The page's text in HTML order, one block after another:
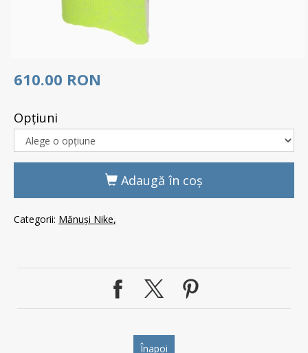
610.00 RON
Opţiuni
Adaugă în coş
Categorii: Mănuși Nike
Înapoi